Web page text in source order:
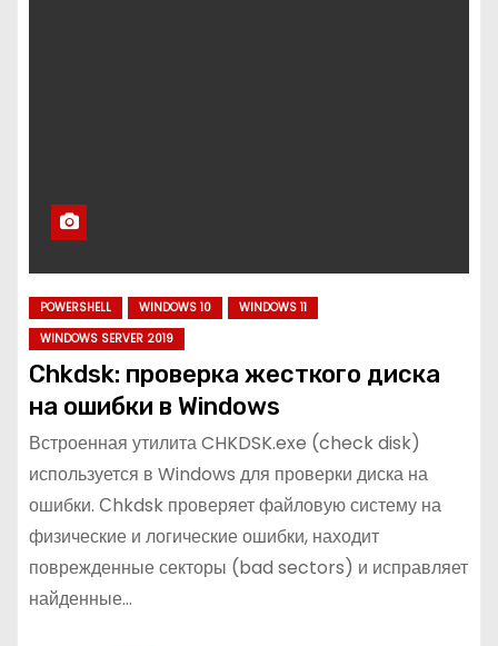
POWERSHELL WINDOWS 10
WINDOWS 11
WINDOWS SERVER 2019
Chkdsk: проверка жесткого диска
на ошибки в Windows
Встроенная утилита CHKDSK.exe (check disk)
используется в Windows для проверки диска на
ошибки. Сhkdsk проверяет файловую систему на
физические и логические ошибки, находит
поврежденные секторы (bad sectors) и исправляет
найденные…